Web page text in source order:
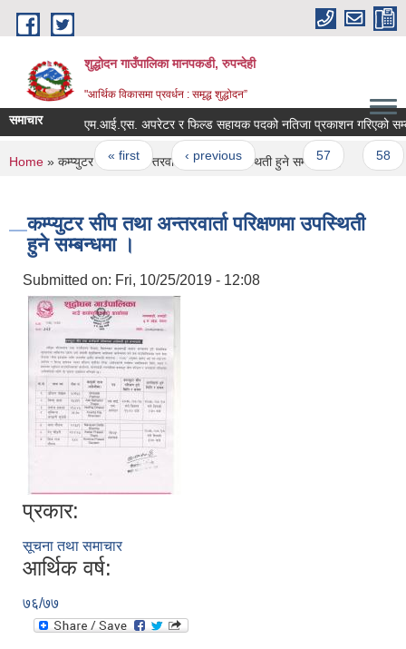
Skip to main content
शुद्धोदन गाउँपालिका मानपकडी, रुपन्देही
"आर्थिक विकासमा प्रवर्धन : समृद्ध शुद्धोदन”
समाचार एम.आई.एस. अपरेटर र फिल्ड सहायक पदको नतिजा प्रकाशन गरिएको
Pages
« first ‹ previous … 57
You are here
Home » कम्प्युटर सीप तथा अन्तरवार्ता परिक्षणमा उपस्थिती हुने सम्बन्धमा ।
कम्प्युटर सीप तथा अन्तरवार्ता परिक्षणमा उपस्थिती
हुने सम्बन्धमा ।
Submitted on: Fri, 10/25/2019 - 12:08
प्रकार:
सूचना तथा समाचार
आर्थिक वर्ष:
७६/७७